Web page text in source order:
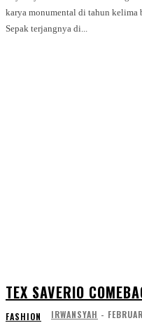
karya monumental di tahun kelima
Sepak terjangnya di...
TEX SAVERIO
FASHION IRWANSYAH -